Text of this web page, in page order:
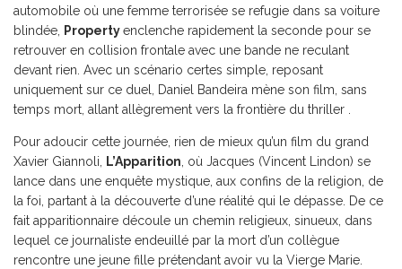
automobile où une femme terrorisée se refugie dans sa voiture
blindée, Propertyenclenche rapidement la seconde pour se
retrouver en collision frontale avec une bande ne reculant
devant rien. Avec un scénario certes simple, reposant
uniquement sur ce duel, Daniel Bandeira mène son film, sans
temps mort, allant allègrement vers la frontière du thriller .
Pour adoucir cette journée, rien de mieux qu’un film du grand
Xavier Giannoli, L’Apparition, où Jacques (Vincent Lindon) se
lance dans une enquête mystique, aux confins de la religion, de
la foi, partant à la découverte d’une réalité qui le dépasse. De ce
fait apparitionnaire découle un chemin religieux, sinueux, dans
lequel ce journaliste endeuillé par la mort d’un collègue
rencontre une jeune fille prétendant avoir vu la Vierge Marie.